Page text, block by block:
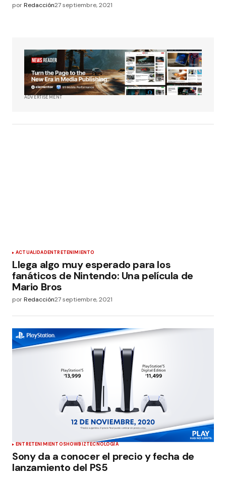
porRedacción27 septiembre, 2021
ADVERTISEMENT
ACTUALIDADENTRETENIMIENTO
Llega algo muy esperado para los
fanáticos de Nintendo: Una película de
Mario Bros
porRedacción27 septiembre, 2021
ENTRETENIMIENTOSHOWBIZTECNOLOGÍA
Sony da a conocer el precio y fecha de
lanzamiento del PS5